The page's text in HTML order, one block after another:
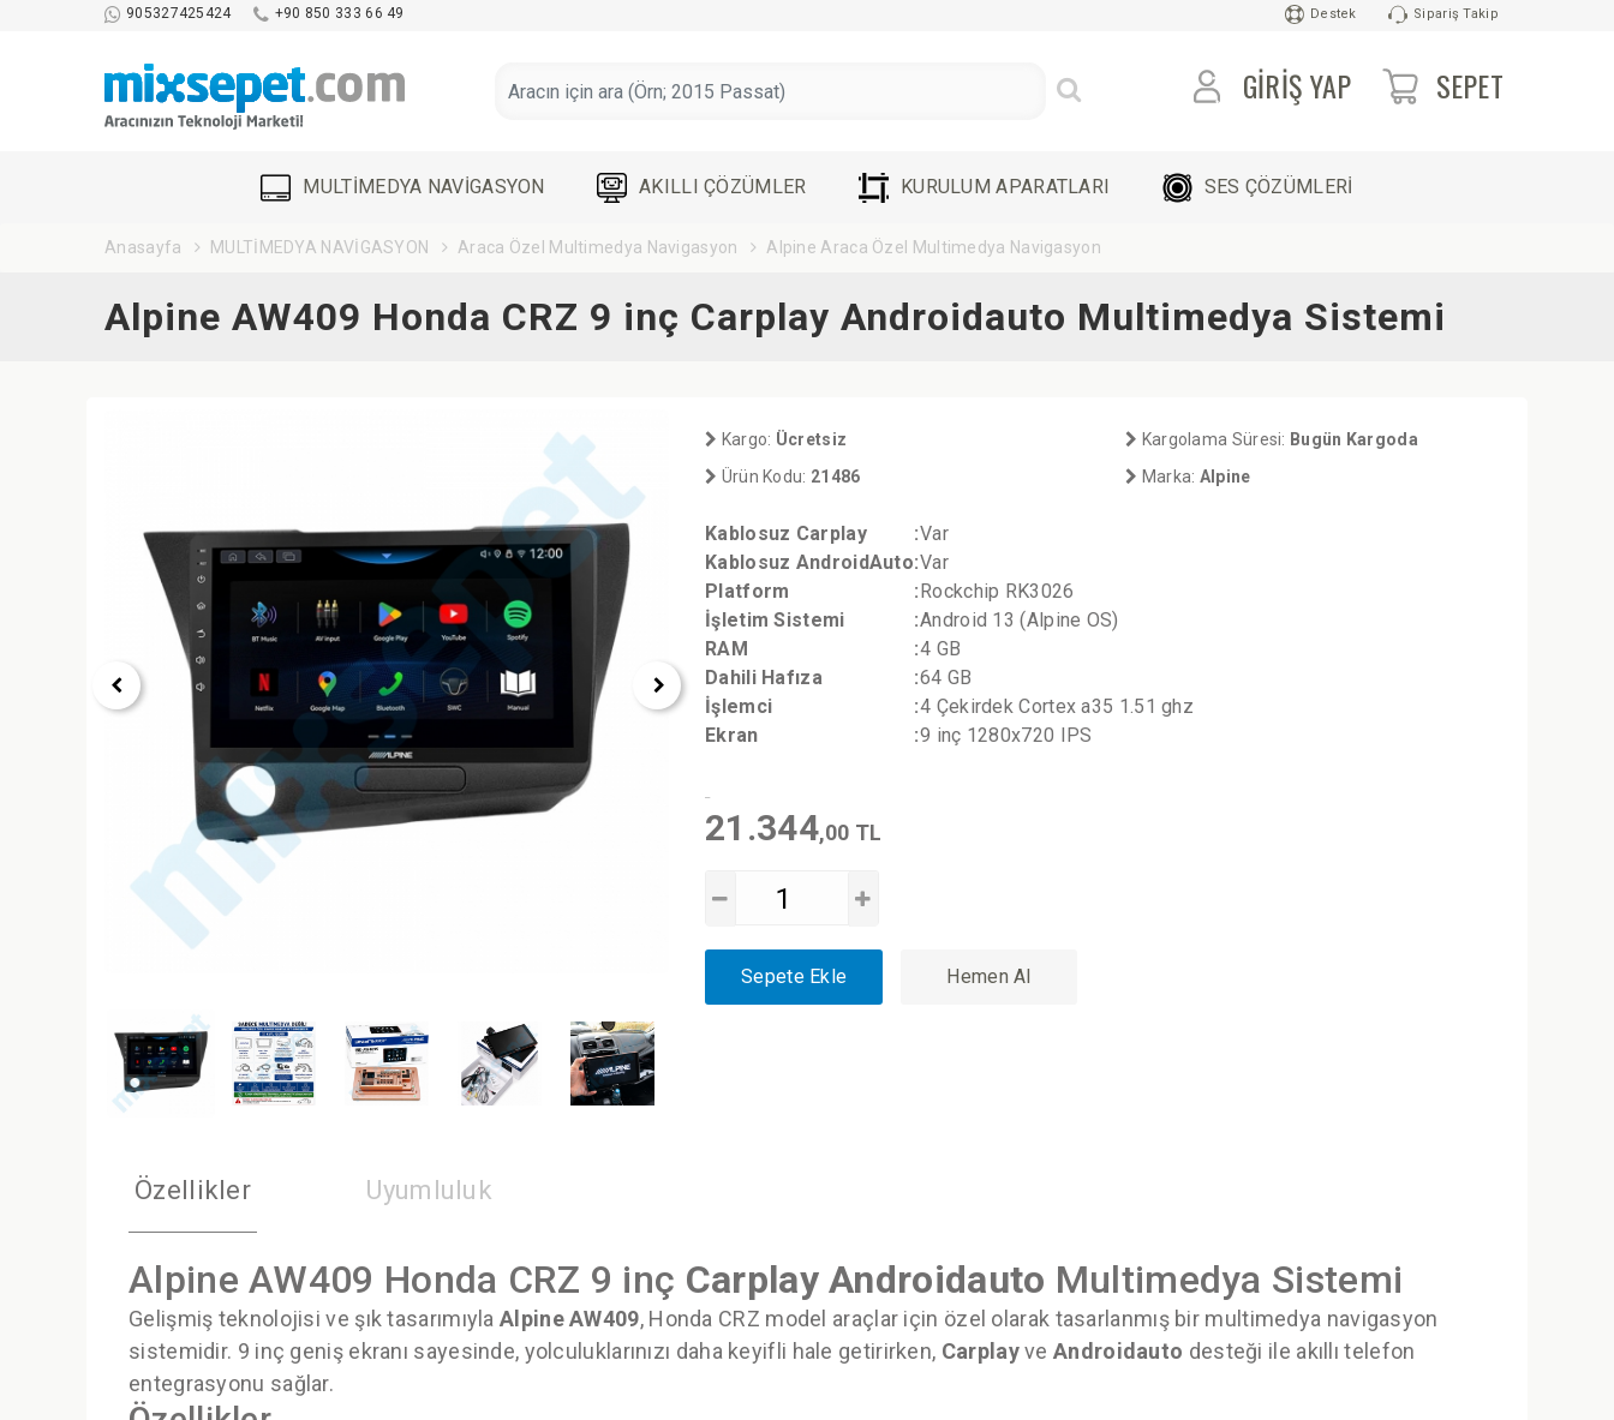
905327425424 +90 850 333 66 49 Destek Sipariş Takip
SEPET
GIRIŞ YAP
MULTİMEDYA NAVİGASYON AKILLI ÇÖZÜMLER KURULUM APARATLARI SES ÇÖZÜMLERİ
Anasayfa MULTİMEDYA NAVİGASYON Araca Özel Multimedya Navigasyon Alpine Araca Özel Multimedya Navigasyon
Alpine AW409 Honda CRZ 9 inç Carplay Androidauto Multimedya Sistemi
Kargo: Ücretsiz Kargolama Süresi: Bugün Kargoda
Ürün Kodu: 21486 Marka: Alpine
Kablosuz Carplay :Var
Kablosuz AndroidAuto:Var
Platform
:Rockchip RK3026
İşletim Sistemi
:Android 13 (Alpine OS)
RAM
:4 GB
Dahili Hafıza
:64 GB
İşlemci
:4 Çekirdek Cortex a35 1.51 ghz
Ekran
:9 inç 1280x720 IPS
21.344,00 TL
Sepete Ekle Hemen Al
Özellikler Uyumluluk
Alpine AW409 Honda CRZ 9 inç Carplay Androidauto Multimedya Sistemi
Gelişmiş teknolojisi ve şık tasarımıyla Alpine AW409, Honda CRZ model araçlar için özel olarak tasarlanmış bir multimedya navigasyon
sistemidir. 9 inç geniş ekranı sayesinde, yolculuklarınızı daha keyifli hale getirirken, CarplayveAndroidauto desteği ile akıllı telefon
entegrasyonu sağlar.